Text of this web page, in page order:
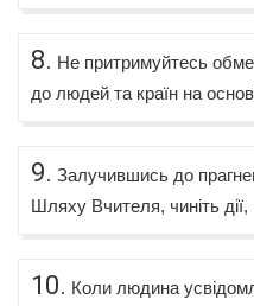
8. Не притримуйтесь
до людей та країн на
9. Залучившись до
Шляху Вчителя, чиніть
10. Коли людина